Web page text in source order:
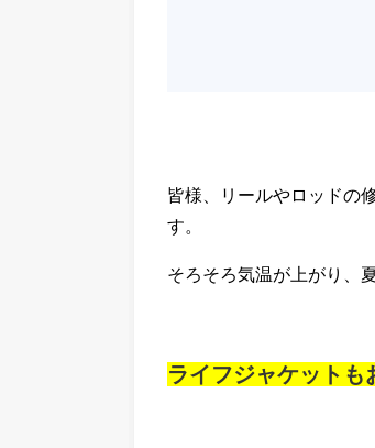
皆様、リールやロッドの
す。
そろそろ気温が上がり、
ライフジャケットも